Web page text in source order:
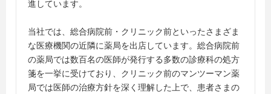
進しています。
当社では、総合病院前・クリニック前といったさまざま
な医療機関の近隣に薬局を出店しています。総合病院前
の薬局では数百名の医師が発行する多数の診療科の処方
箋を一挙に受けており、クリニック前のマンツーマン薬
局では医師の治療方針を深く理解した上で、患者さまの